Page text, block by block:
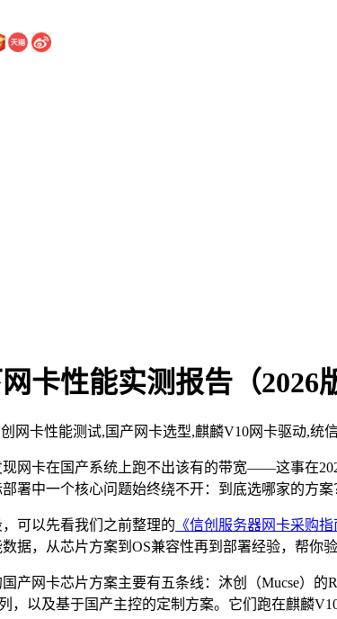
卡性能实测报告（2026
网卡性能测试,国产网卡选型,麒麟V10网卡驱动,统
网卡在国产系统上跑不出该有的带宽——这事在
署中一个核心问题始终绕不开：到底选哪家的方案
可以先看我们之前整理的 《信创服务器网卡采购
据，从芯片方案到OS兼容性再到部署经验，帮你
产网卡芯片方案主要有五条线：沐创（Mucse）
，以及基于国产主控的定制方案。它们跑在麒麟